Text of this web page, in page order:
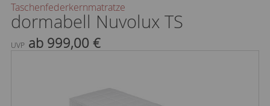
Taschenfederkernmatratze
dormabell Nuvolux TS
UVP ab 999,00 €